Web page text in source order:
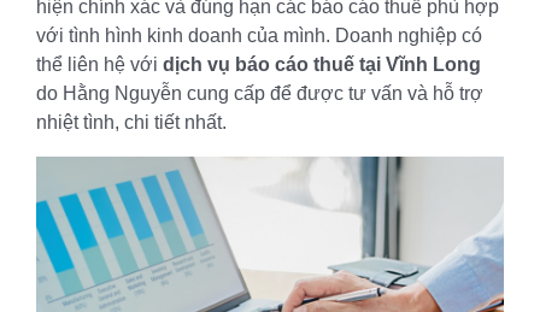
hiện chính xác và đúng hạn các báo cáo thuế phù hợp
với tình hình kinh doanh của mình. Doanh nghiệp có
thể liên hệ với dịch vụ báo cáo thuế tại Vĩnh Long
do Hằng Nguyễn cung cấp để được tư vấn và hỗ trợ
nhiệt tình, chi tiết nhất.